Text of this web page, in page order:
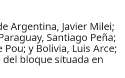
Argentina, Javier Milei;
Santiago Peña;
Pou; y Bolivia, Luis Arce;
bloque situada en